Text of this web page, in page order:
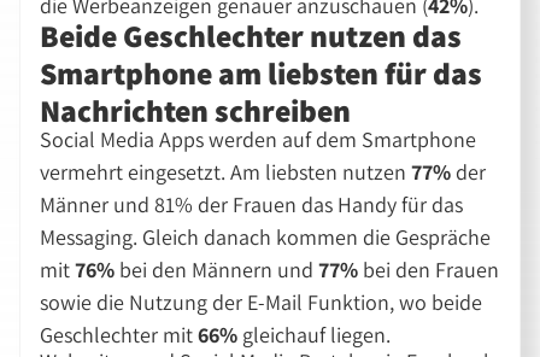
Beide Geschlechter nutzen das
Smartphone am liebsten für das
Nachrichten schreiben
Social Media Apps werden auf dem Smartphone
vermehrt eingesetzt. Am liebsten nutzen77% der
Männer und 81% der Frauen das Handy für das
Messaging. Gleich danach kommen die Gespräche
mit76% bei den Männern und77% bei den Frauen
sowie die Nutzung der E-Mail Funktion, wo beide
Geschlechter mit66% gleichauf liegen.